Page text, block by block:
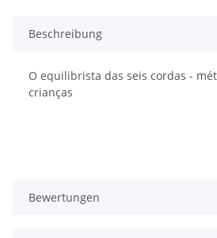
Beschreibung
O equilibrista das seis cordas -
crianças
Bewertungen